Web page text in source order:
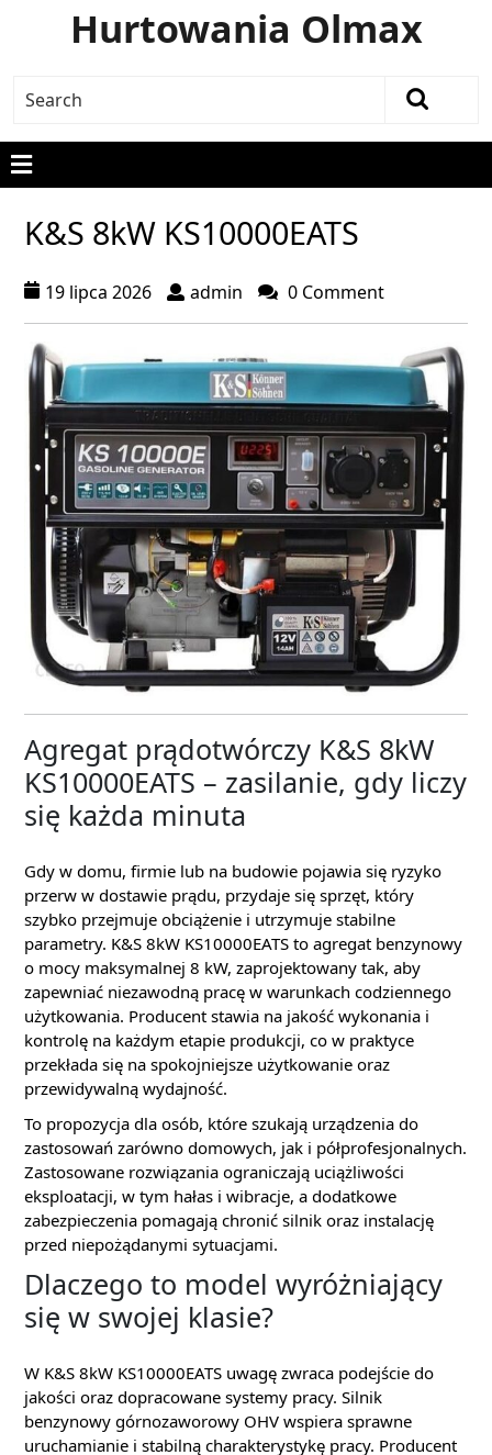
Hurtowania Olmax
K&S 8kW KS10000EATS
19 lipca 2026 admin 0 Comment
Agregat prądotwórczy K&S 8kW
KS10000EATS – zasilanie, gdy liczy
się każda minuta
Gdy w domu, firmie lub na budowie pojawia się ryzyko
przerw w dostawie prądu, przydaje się sprzęt, który
szybko przejmuje obciążenie i utrzymuje stabilne
parametry. K&S 8kW KS10000EATS to agregat benzynowy
o mocy maksymalnej 8 kW, zaprojektowany tak, aby
zapewniać niezawodną pracę w warunkach codziennego
użytkowania. Producent stawia na jakość wykonania i
kontrolę na każdym etapie produkcji, co w praktyce
przekłada się na spokojniejsze użytkowanie oraz
przewidywalną wydajność.
To propozycja dla osób, które szukają urządzenia do
zastosowań zarówno domowych, jak i półprofesjonalnych.
Zastosowane rozwiązania ograniczają uciążliwości
eksploatacji, w tym hałas i wibracje, a dodatkowe
zabezpieczenia pomagają chronić silnik oraz instalację
przed niepożądanymi sytuacjami.
Dlaczego to model wyróżniający
się w swojej klasie?
W K&S 8kW KS10000EATS uwagę zwraca podejście do
jakości oraz dopracowane systemy pracy. Silnik
benzynowy górnozaworowy OHV wspiera sprawne
uruchamianie i stabilną charakterystykę pracy. Producent